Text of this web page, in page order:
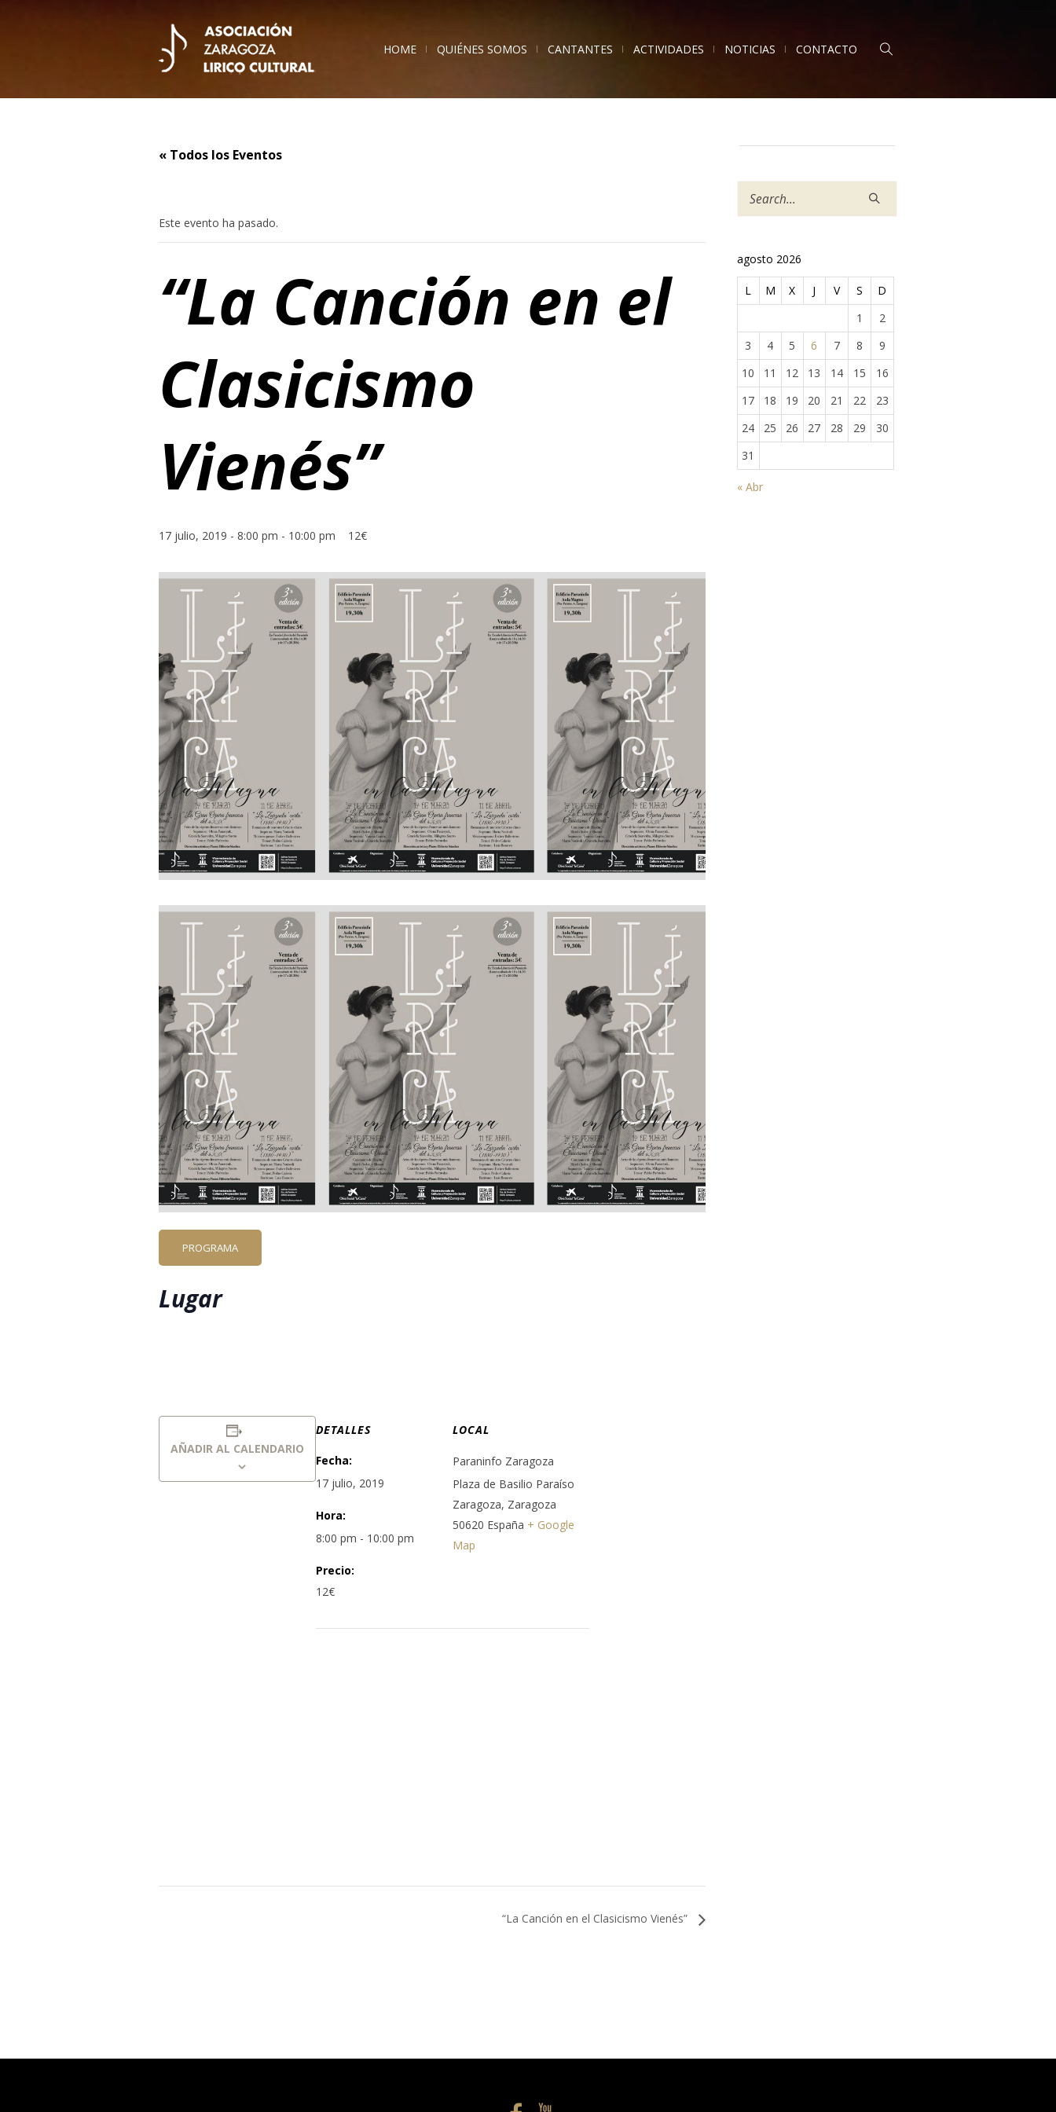
HOME QUIÉNES SOMOS CANTANTES ACTIVIDADES NOTICIAS CONTACTO
« Todos los Eventos
Este evento ha pasado.
“La Canción en el
Clasicismo
Vienés”
17 julio, 2019 - 8:00 pm - 10:00 pm 12€
PROGRAMA
Lugar
AÑADIR AL CALENDARIO
DETALLES
Fecha:
17 julio, 2019
Hora:
8:00 pm - 10:00 pm
Precio:
12€
LOCAL
Paraninfo Zaragoza
Plaza de Basilio Paraíso
Zaragoza, Zaragoza
50620 España + Google
Map
“La Canción en el Clasicismo Vienés”
agosto 2026
L M X J V S
D
1
2
3
4 5 6 7 8
9
10
11 12 13 14 15
16
17
18 19 20 21 22
23
24
25 26 27 28 29
30
31
« Abr